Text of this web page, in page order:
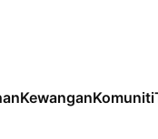
KewanganKomuniti